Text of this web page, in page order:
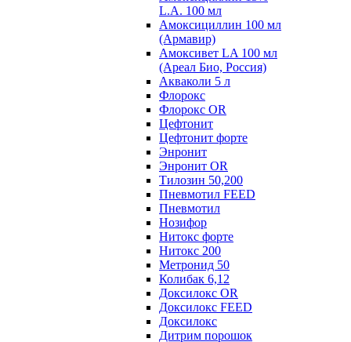
L.A. 100 мл
Амоксициллин 100 мл
(Армавир)
Амоксивет LA 100 мл
(Ареал Био, Россия)
Акваколи 5 л
Флорокс
Флорокс OR
Цефтонит
Цефтонит форте
Энронит
Энронит OR
Тилозин 50,200
Пневмотил FEED
Пневмотил
Нозифор
Нитокс форте
Нитокс 200
Метронид 50
Колибак 6,12
Доксилокс OR
Доксилокс FEED
Доксилокс
Дитрим порошок